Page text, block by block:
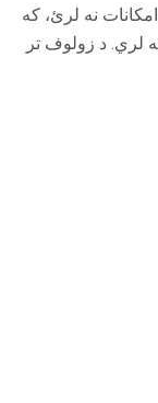
نه لرئ، که
لري. د زولوف تر